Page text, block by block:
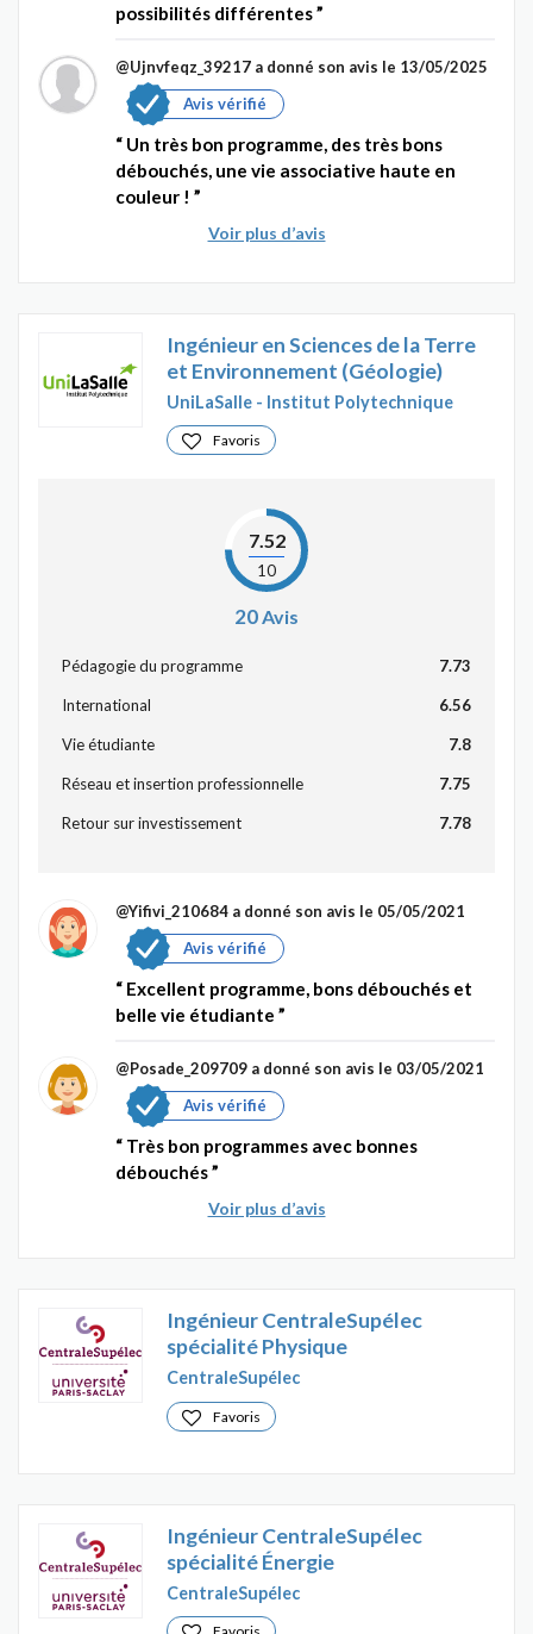
possibilités différentes
@Ujnvfeqz_39217 a donné son avis le 13/05/2025
Avis vérifié
Un très bon programme, des très bons
débouchés, une vie associative haute en
couleur !
Voir plus d’avis
Ingénieur en Sciences de la Terre
et Environnement (Géologie)
UniLaSalle - Institut Polytechnique
Favoris
7.52
10
20Avis
Pédagogie du programme 7.73
International 6.56
Vie étudiante 7.8
Réseau et insertion professionnelle 7.75
Retour sur investissement 7.78
@Yifivi_210684 a donné son avis le 05/05/2021
Avis vérifié
Excellent programme, bons débouchés et
belle vie étudiante
@Posade_209709 a donné son avis le 03/05/2021
Avis vérifié
Très bon programmes avec bonnes
débouchés
Voir plus d’avis
Ingénieur CentraleSupélec
spécialité Physique
CentraleSupélec
Favoris
Ingénieur CentraleSupélec
spécialité Énergie
CentraleSupélec